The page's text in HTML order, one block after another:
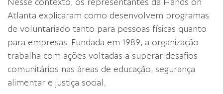
Nesse contexto, os representantes da Hands on
Atlanta explicaram como desenvolvem programas
de voluntariado tanto para pessoas físicas quanto
para empresas. Fundada em 1989, a organização
trabalha com ações voltadas a superar desafios
comunitários nas áreas de educação, segurança
alimentar e justiça social.